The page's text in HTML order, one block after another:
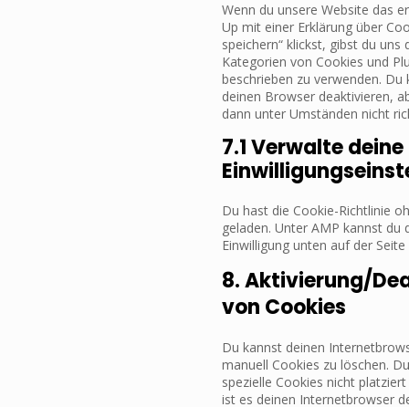
Wenn du unsere Website das
Up mit einer Erklärung über
speichern“ klickst, gibst du
Kategorien von Cookies und
beschrieben zu verwenden.
deinen Browser deaktivieren,
dann unter Umständen nicht
7.1 Verwalte deine
Du hast die Cookie-Richtlinie
geladen. Unter AMP kannst
Einwilligung unten auf der
8. Aktivierung/
von Cookies
Du kannst deinen
manuell Cookies zu löschen.
spezielle Cookies nicht
ist es deinen Internetbrowser